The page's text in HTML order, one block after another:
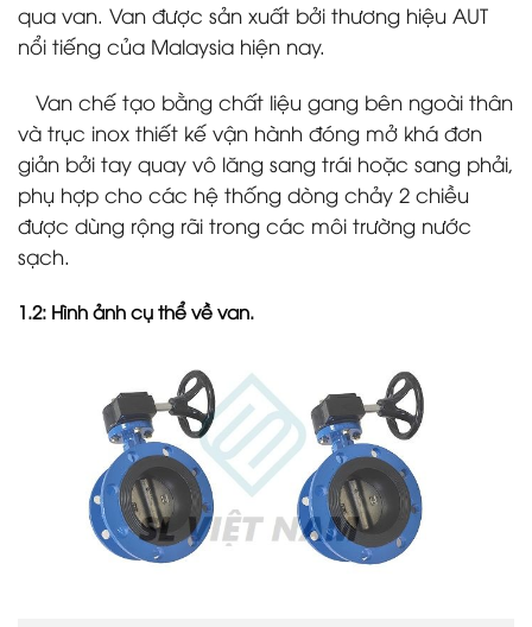
qua van. Van được sản xuất bởi thương hiệu AUT
nổi tiếng của Malaysia hiện nay.
Van chế tạo bằng chất liệu gang bên ngoài thân
và trục inox thiết kế vận hành đóng mở khá đơn
giản bởi tay quay vô lăng sang trái hoặc sang phải,
phụ hợp cho các hệ thống dòng chảy 2 chiều
được dùng rộng rãi trong các môi trường nước
sạch.
1.2: Hình ảnh cụ thể về van.